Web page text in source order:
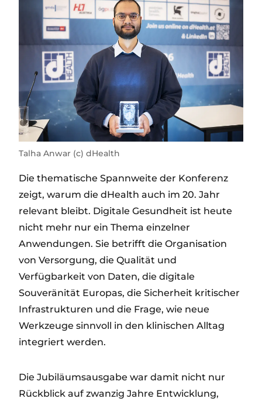
Talha Anwar (c) dHealth
Die thematische Spannweite der Konferenz
zeigt, warum die dHealth auch im 20. Jahr
relevant bleibt. Digitale Gesundheit ist heute
nicht mehr nur ein Thema einzelner
Anwendungen. Sie betrifft die Organisation
von Versorgung, die Qualität und
Verfügbarkeit von Daten, die digitale
Souveränität Europas, die Sicherheit kritischer
Infrastrukturen und die Frage, wie neue
Werkzeuge sinnvoll in den klinischen Alltag
integriert werden.
Die Jubiläumsausgabe war damit nicht nur
Rückblick auf zwanzig Jahre Entwicklung,